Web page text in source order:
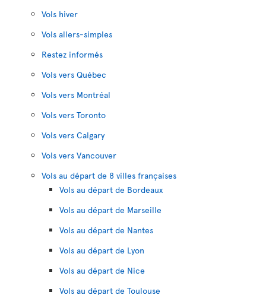
Vols hiver
Vols allers-simples
Restez informés
Vols vers Québec
Vols vers Montréal
Vols vers Toronto
Vols vers Calgary
Vols vers Vancouver
Vols au départ de 8 villes françaises
Vols au départ de Bordeaux
Vols au départ de Marseille
Vols au départ de Nantes
Vols au départ de Lyon
Vols au départ de Nice
Vols au départ de Toulouse